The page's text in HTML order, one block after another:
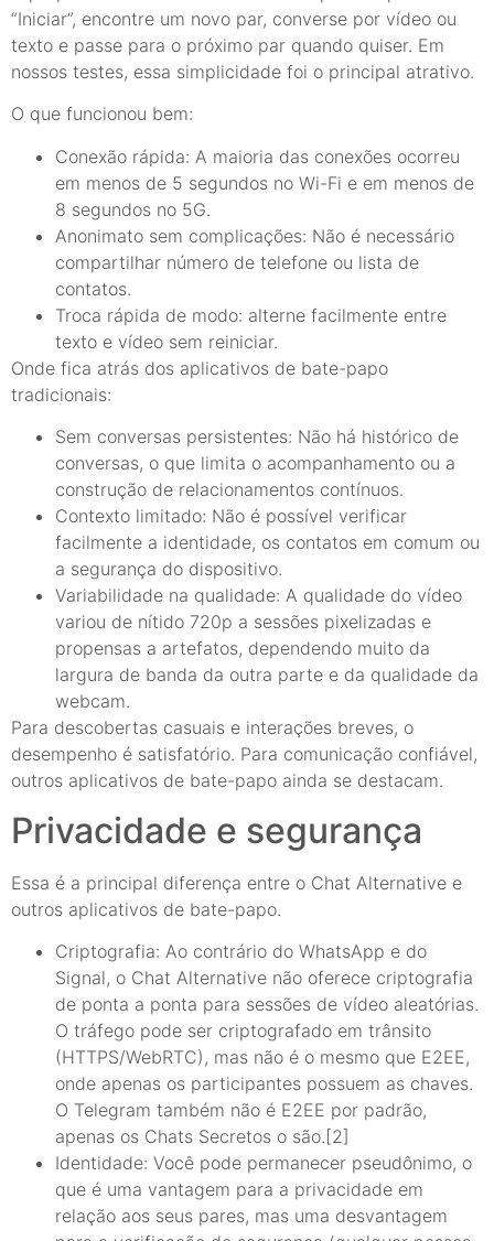
“Iniciar”, encontre um novo par, converse por vídeo ou
texto e passe para o próximo par quando quiser. Em
nossos testes, essa simplicidade foi o principal atrativo.
O que funcionou bem:
Conexão rápida: A maioria das conexões ocorreu
em menos de 5 segundos no Wi-Fi e em menos de
8 segundos no 5G.
Anonimato sem complicações: Não é necessário
compartilhar número de telefone ou lista de
contatos.
Troca rápida de modo: alterne facilmente entre
texto e vídeo sem reiniciar.
Onde fica atrás dos aplicativos de bate-papo
tradicionais:
Sem conversas persistentes: Não há histórico de
conversas, o que limita o acompanhamento ou a
construção de relacionamentos contínuos.
Contexto limitado: Não é possível verificar
facilmente a identidade, os contatos em comum ou
a segurança do dispositivo.
Variabilidade na qualidade: A qualidade do vídeo
variou de nítido 720p a sessões pixelizadas e
propensas a artefatos, dependendo muito da
largura de banda da outra parte e da qualidade da
webcam.
Para descobertas casuais e interações breves, o
desempenho é satisfatório. Para comunicação confiável,
outros aplicativos de bate-papo ainda se destacam.
Privacidade e segurança
Essa é a principal diferença entre o Chat Alternative e
outros aplicativos de bate-papo.
Criptografia: Ao contrário do WhatsApp e do
Signal, o Chat Alternative não oferece criptografia
de ponta a ponta para sessões de vídeo aleatórias.
O tráfego pode ser criptografado em trânsito
(HTTPS/WebRTC), mas não é o mesmo que E2EE,
onde apenas os participantes possuem as chaves.
O Telegram também não é E2EE por padrão,
apenas os Chats Secretos o são.[2]
Identidade: Você pode permanecer pseudônimo, o
que é uma vantagem para a privacidade em
relação aos seus pares, mas uma desvantagem